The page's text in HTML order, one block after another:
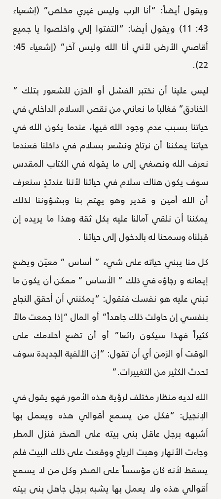
ويقول أيضاً: “أنا الرب وليس غيري مخلص” (إشعياء
43: 11) ويقول أيضاً: “التفتوا إلي واخلصوا يا جميع
أقاصي الأرض لأني أنا الله وليس آخر” (إشعياء 45:
22).
ليس علينا أن نختبر الفشل أو الحزن للشعور بتلك ”
الخنادق” فغالباً ما نعاني من نقص السلام الداخلي في
حياتنا بسبب عدم وجود الله فيها، عندما يكون الله في
حياتنا يمكننا أن نرتاح ونشعر بسلام في داخلنا فعندما
نعرف الله ونصغي إلى ما يقوله في الكتاب المقدس
سوف يكون هناك سلام في حياتنا لأننا عندئذٍ سنعرف
أن الله أمين و قدير وهو يهتم بنا وبشؤوننا لذلك
يمكننا أن نلقي آمالنا عليه بكل ثقة وهذا ما يريده إن
قبلناه وسمحنا له بالدخول إلى حياتنا .
كل منا يبني حياته على شيء ” أساس ” معيّن ويضع
إيمانه و رجاؤه في ذلك ” الأساس ” ممكن أن يكون ما
تبني عليه هو نفسك فتقول: “يمكنني أن أحقق النجاح
بنفسي إن حاولت ذلك جاهداً” أو المال “إذا جمعت مالاً
كثيراً فهذا سيكون رائعا” أو أن تضع أحلامك على
الوقت أو الزمن أي أن تقول: “إن الألفية الجديدة سوف
تحدث الكثير من التغييرات.”
الله لديه منظار مختلف لرؤية هذه الأمور فهو يقول في
الإنجيل: “فكل من يسمع أقوالي هذه ويعمل بها
أشبهه برجل عاقل بنى بيته على الصخر فنزل المطر
وجاءت الأنهار وهبت الرياح ووقعت على ذلك البيت فلم
يسقط لأنه كان مؤسساً على الصخر وكل من لا يسمع
أقوالي هذه ولا يعمل بها يشبه برجل جاهل بنى بيته